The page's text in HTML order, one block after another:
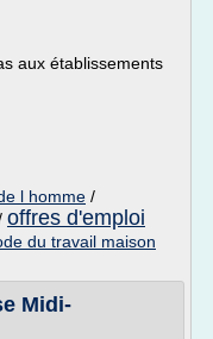
aux établissements
l homme /
offres d'emploi
du travail maison
Midi-